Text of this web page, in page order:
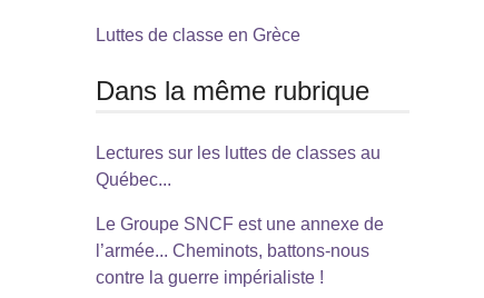
Luttes de classe en Grèce
Dans la même rubrique
Lectures sur les luttes de classes au
Québec...
Le Groupe SNCF est une annexe de
l’armée... Cheminots, battons-nous
contre la guerre impérialiste !